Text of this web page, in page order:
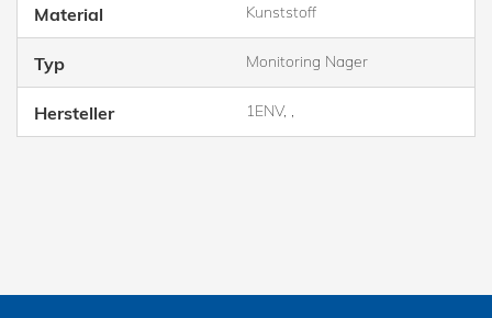
Material Kunststoff
Typ Monitoring Nager
Hersteller 1ENV, ,